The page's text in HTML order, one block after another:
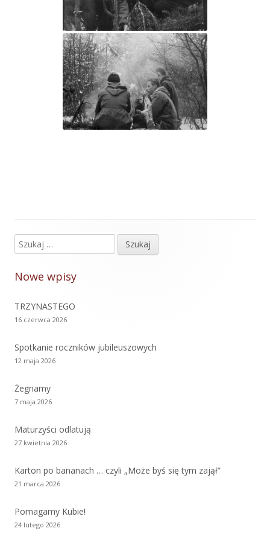
Główny
panel
boczny
Szukaj:
Nowe wpisy
TRZYNASTEGO
16 czerwca 2026
Spotkanie roczników jubileuszowych
12 maja 2026
Żegnamy
7 maja 2026
Maturzyści odlatują
27 kwietnia 2026
Karton po bananach … czyli „Może byś się tym zajął”
21 marca 2026
Pomagamy Kubie!
24 lutego 2026